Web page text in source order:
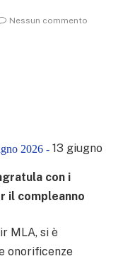
Nessun commento
2026 - 13 giugno
con i
il compleanno
MLA, si è
onorificenze